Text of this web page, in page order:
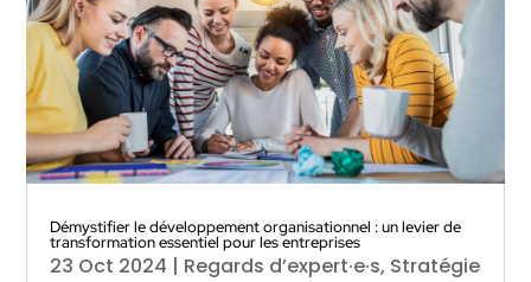
Démystifier le développement organisationnel : un levier de
transformation essentiel pour les entreprises
23 Oct 2024 | Regards d’expert·e·s, Stratégie